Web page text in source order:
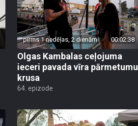
pirms 1 nedēļas, 2 dienām 00:02:38
Olgas Kambalas ceļojuma
ieceri pavada vīra pārmetumu
krusa
64. epizode